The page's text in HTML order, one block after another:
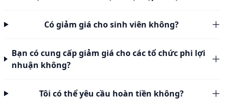
Có giảm giá cho sinh viên không?
Bạn có cung cấp giảm giá cho các tổ chức phi lợi
nhuận không?
Tôi có thể yêu cầu hoàn tiền không?